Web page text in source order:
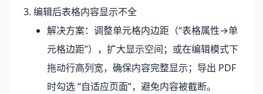
3. 编辑后表格内容显示不全
解决方案：调整单元格内边距（“表格属性→单
元格边距”），扩大显示空间；或在编辑模式下
拖动行高列宽，确保内容完整显示；导出 PDF
时勾选 “自适应页面”，避免内容被截断。